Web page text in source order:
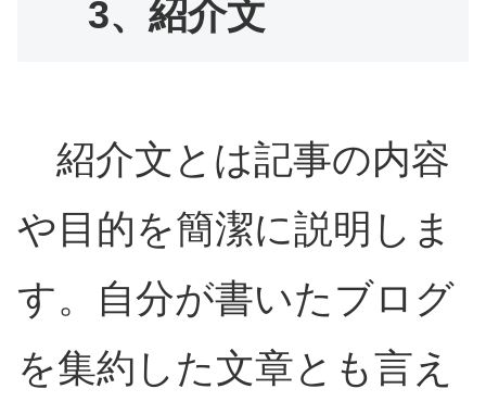
3、紹介文
紹介文とは記事の内容
や目的を簡潔に説明しま
す。自分が書いたブログ
を集約した文章とも言え